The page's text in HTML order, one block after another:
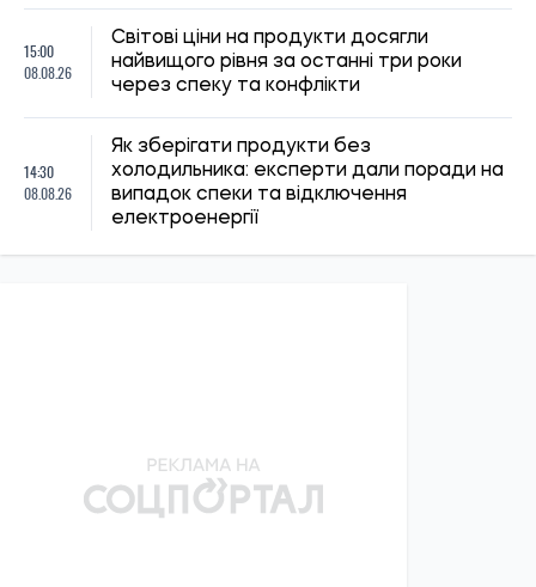
15:00
08.08.26
Світові ціни на продукти досягли
найвищого рівня за останні три роки
через спеку та конфлікти
14:30
08.08.26
Як зберігати продукти без
холодильника: експерти дали поради на
випадок спеки та відключення
електроенергії